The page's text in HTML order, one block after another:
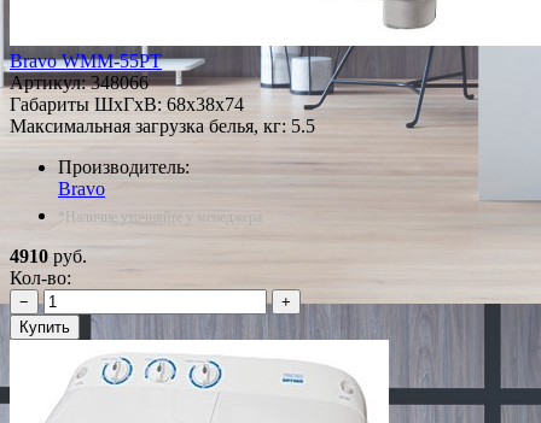
Bravo WMM-55PT
Артикул:348066
Габариты ШxГxВ: 68x38x74
Максимальная загрузка белья, кг: 5.5
Производитель:
Bravo
*Наличие уточняйте у менеджера
4910 руб.
Кол-во:
−
+
Купить